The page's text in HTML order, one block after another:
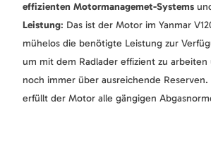
effizienten Motormanagemet-Systems
Leistung: Das ist der Motor im Yanmar
mühelos die benötigte Leistung zur
um mit dem Radlader effizient zu
noch immer über ausreichende Reserven.
erfüllt der Motor alle gängigen